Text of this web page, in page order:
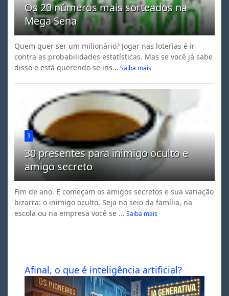
Os 20 números mais sorteados na
Mega Sena
Quem quer ser um milionário? Jogar nas loterias é ir
contra as probabilidades estatísticas. Mas se você já sabe
disso e está querendo se ins... Saiba mais
3
30 presentes para inimigo oculto e
amigo secreto
Fim de ano. E começam os amigos secretos e sua variação
bizarra: o inimigo oculto. Seja no seio da família, na
escola ou na empresa você se ... Saiba mais
Afinal, o que é inteligência artificial?